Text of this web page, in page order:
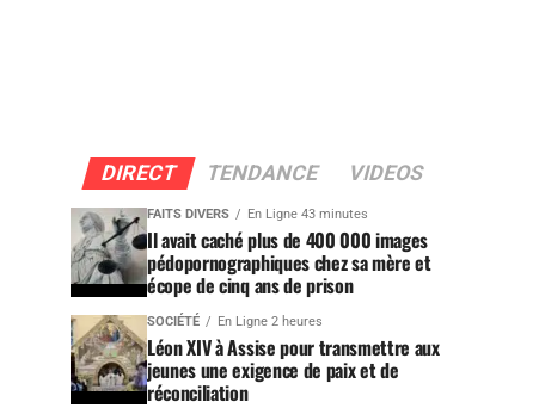
DIRECT TENDANCE VIDEOS
FAITS DIVERS En Ligne 43 minutes
Il avait caché plus de 400 000 images
pédopornographiques chez sa mère et
écope de cinq ans de prison
SOCIÉTÉ En Ligne 2 heures
Léon XIV à Assise pour transmettre aux
jeunes une exigence de paix et de
réconciliation